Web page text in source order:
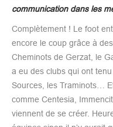
communication dans les
Complètement ! Le foot
encore le coup grâce à
Cheminots de Gerzat, le
a eu des clubs qui ont
Sources, les Traminots…
comme Centesia,
viennent de se créer.